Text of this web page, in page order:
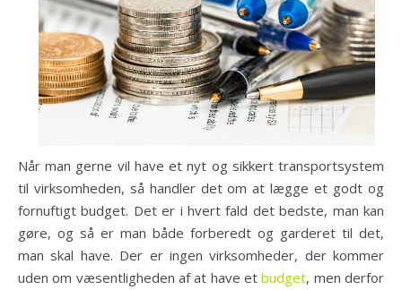
Når man gerne vil have et nyt og sikkert transportsystem
til virksomheden, så handler det om at lægge et godt og
fornuftigt budget. Det er i hvert fald det bedste, man kan
gøre, og så er man både forberedt og garderet til det,
man skal have. Der er ingen virksomheder, der kommer
uden om væsentligheden af at have etbudget, men derfor